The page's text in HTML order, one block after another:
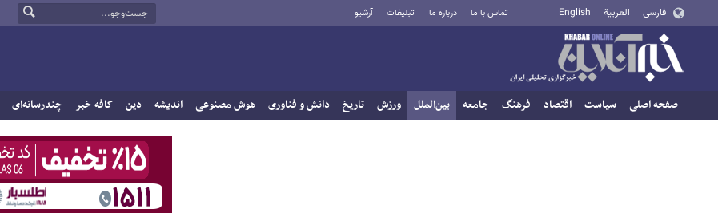
فارسی العربية English تماس با ما درباره ما تبلیغات آرشیو
صفحه اصلی سیاست اقتصاد فرهنگ جامعه بین‌الملل ورزش تاریخ دانش و فناوری هوش مصنوعی اندیشه دین کافه خبر چندرسانه‌ای